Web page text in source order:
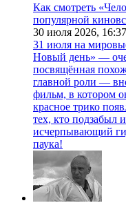
Как смотреть
популярной
30 июля 2026, 16:37
31 июля на
Новый день» —
посвящённая
главной роли —
фильм, в котором
красное трико
тех, кто подзабыл
исчерпывающий
паука!